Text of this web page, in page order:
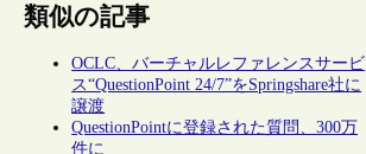
類似の記事
OCLC、バーチャルレファレンスサービ
ス“QuestionPoint 24/7”をSpringshare社に
譲渡
QuestionPointに登録された質問、300万
件に